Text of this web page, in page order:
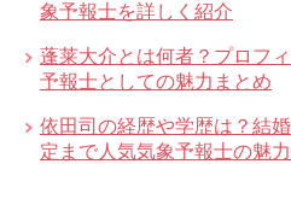
象予報士を詳しく紹介
蓬莱大介とは何者？プロフ
予報士としての魅力まとめ
依田司の経歴や学歴は？結
定まで人気気象予報士の魅